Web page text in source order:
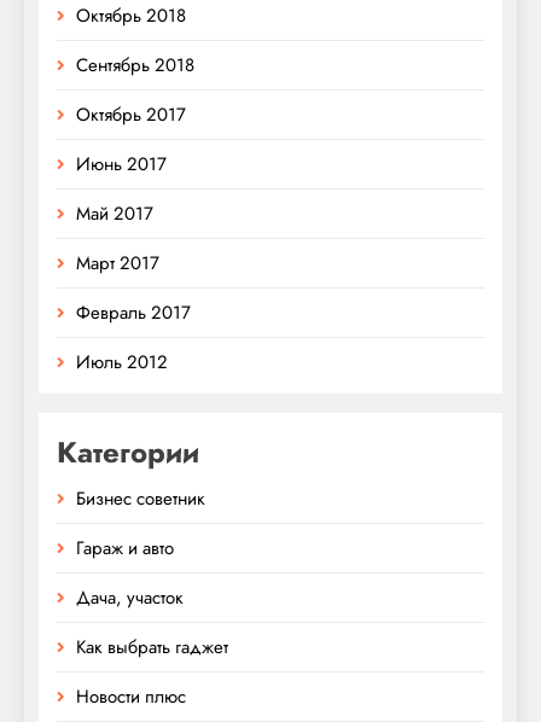
Октябрь 2018
Сентябрь 2018
Октябрь 2017
Июнь 2017
Май 2017
Март 2017
Февраль 2017
Июль 2012
Категории
Бизнес советник
Гараж и авто
Дача, участок
Как выбрать гаджет
Новости плюс